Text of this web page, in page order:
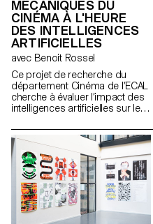
MÉCANIQUES DU
CINÉMA À L'HEURE
DES INTELLIGENCES
ARTIFICIELLES
avec Benoit Rossel
Ce projet de recherche du
département Cinéma de l’ECAL
cherche à évaluer l’impact des
intelligences artificielles sur le